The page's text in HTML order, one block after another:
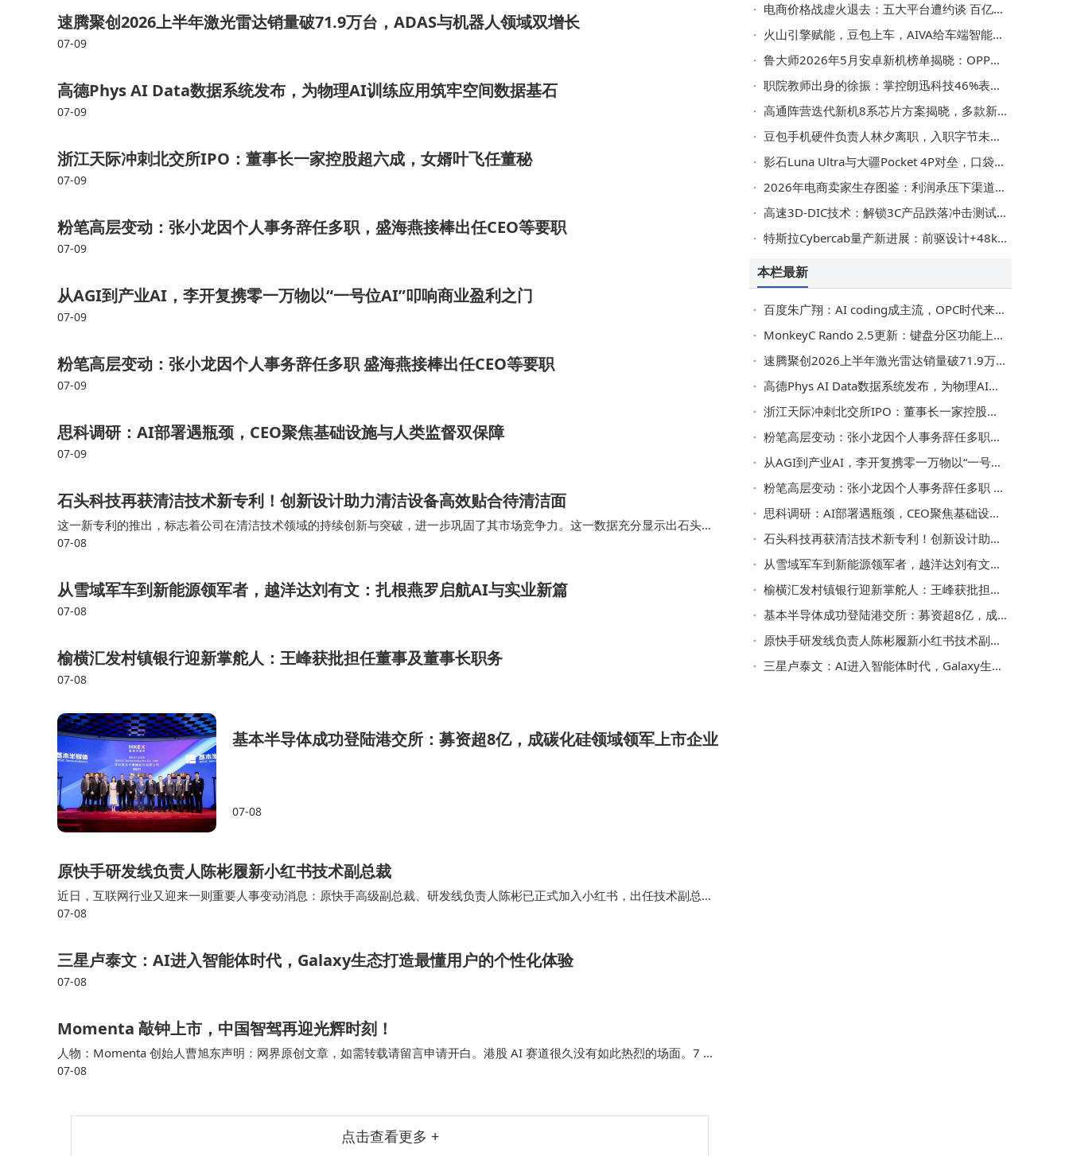
者，也为中小企业提供了低成本的技术解决方案。
使企业能够快速响应市场需求，在短时间内完成多个项目的交付。目前该企业已建立覆盖15个健康管理场景的产
速腾聚创2026上半年激光雷达销量破71.9万台，ADAS与机器人领域双增长
07-09
高德Phys AI Data数据系统发布，为物理AI训练应用筑牢空间数据基石
07-09
浙江天际冲刺北交所IPO：董事长一家控股超六成，女婿叶飞任董秘
07-09
粉笔高层变动：张小龙因个人事务辞任多职，盛海燕接棒出任CEO等要职
07-09
从AGI到产业AI，李开复携零一万物以“一号位AI”叩响商业盈利之门
07-09
粉笔高层变动：张小龙因个人事务辞任多职 盛海燕接棒出任CEO等要职
07-09
思科调研：AI部署遇瓶颈，CEO聚焦基础设施与人类监督双保障
07-09
石头科技再获清洁技术新专利！创新设计助力清洁设备高效贴合待清洁面
这一新专利的推出，标志着公司在清洁技术领域的持续创新与突破，进一步巩固了其市场竞争力。这一数据充分显示出石头科
技在清洁技术领域的专注与努力。我们期待石头科技能继续在清洁技术领域开拓创新，为用户带来更加便捷和高…
07-08
从雪域军车到新能源领军者，越洋达刘有文：扎根燕罗启航AI与实业新篇
07-08
榆横汇发村镇银行迎新掌舵人：王峰获批担任董事及董事长职务
07-08
基本半导体成功登陆港交所：募资超8亿，成碳化硅领域领军上市企业
07-08
原快手研发线负责人陈彬履新小红书技术副总裁
近日，互联网行业又迎来一则重要人事变动消息：原快手高级副总裁、研发线负责人陈彬已正式加入小红书，出任技术副总裁
一职。据内部人士透露，陈彬在小红书将主要负责中台和社区技术相关业务，这一任命被视为小红书在技术架构升级和社区生
07-08
三星卢泰文：AI进入智能体时代，Galaxy生态打造最懂用户的个性化体验
07-08
Momenta 敲钟上市，中国智驾再迎光辉时刻！
人物：Momenta 创始人曹旭东声明：网界原创文章，如需转载请留言申请开白。港股 AI 赛道很久没有如此热烈的场面。7 月
8 日，Momenta 登陆港交所，代码6880.HK，市场称其为物理 AI 第一股。开盘股价涨超过 6 个百分点，盘中总市值站稳 700
07-08
点击查看更多 +
电商价格战虚火退去：五大平台遭约谈 百亿补贴沦为共有化“照妖镜”
火山引擎赋能，豆包上车，AIVA给车端智能体带来无限想象空间
鲁大师2026年5月安卓新机榜单揭晓：OPPO Reno 16 Pro流畅度夺冠 红魔系列AI性能抢眼
职院教师出身的徐振：掌控朗迅科技46%表决权 年薪达353万元
高通阵营迭代新机8系芯片方案揭晓，多款新芯片性能升级亮点足
豆包手机硬件负责人林夕离职，入职字节未满半年，新一代手机量产在即
影石Luna Ultra与大疆Pocket 4P对垒，口袋电影机：是创作革新还是营销噱头？
2026年电商卖家生存图鉴：利润承压下渠道成本技术战略如何破局？
高速3D-DIC技术：解锁3C产品跌落冲击测试的精准量化新路径
特斯拉Cybercab量产新进展：前驱设计+48kWh电池，续航超670公里成本再降
本栏最新
百度朱广翔：AI coding成主流，OPC时代来临，普通人开发应用成现实
MonkeyC Rando 2.5更新：键盘分区功能上线，解锁采样创作新玩法
速腾聚创2026上半年激光雷达销量破71.9万台，ADAS与机器人领域双增长
高德Phys AI Data数据系统发布，为物理AI训练应用筑牢空间数据基石
浙江天际冲刺北交所IPO：董事长一家控股超六成，女婿叶飞任董秘
粉笔高层变动：张小龙因个人事务辞任多职，盛海燕接棒出任CEO等要职
从AGI到产业AI，李开复携零一万物以“一号位AI”叩响商业盈利之门
粉笔高层变动：张小龙因个人事务辞任多职 盛海燕接棒出任CEO等要职
思科调研：AI部署遇瓶颈，CEO聚焦基础设施与人类监督双保障
石头科技再获清洁技术新专利！创新设计助力清洁设备高效贴合待清洁面
从雪域军车到新能源领军者，越洋达刘有文：扎根燕罗启航AI与实业新篇
榆横汇发村镇银行迎新掌舵人：王峰获批担任董事及董事长职务
基本半导体成功登陆港交所：募资超8亿，成碳化硅领域领军上市企业
原快手研发线负责人陈彬履新小红书技术副总裁
三星卢泰文：AI进入智能体时代，Galaxy生态打造最懂用户的个性化体验